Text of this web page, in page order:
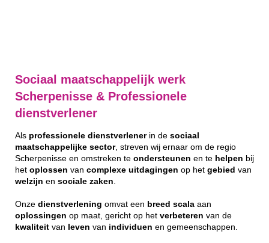
Sociaal maatschappelijk werk
Scherpenisse & Professionele
dienstverlener
Als professionele dienstverlenerin de sociaal
maatschappelijke sector, streven wij ernaar om de regio
Scherpenisse en omstreken te ondersteunen en te helpen bij
het oplossen van complexe uitdagingen op het gebied van
welzijn en sociale zaken
Onze dienstverlening omvat een breed scala aan
oplossingen op maat, gericht op het verbeteren van de
kwaliteit van leven van individuen en gemeenschappen.